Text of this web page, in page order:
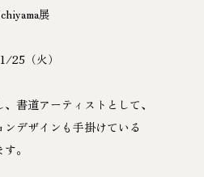
展
25（火）
書道アーティストとして、
デザインも手掛けている
。